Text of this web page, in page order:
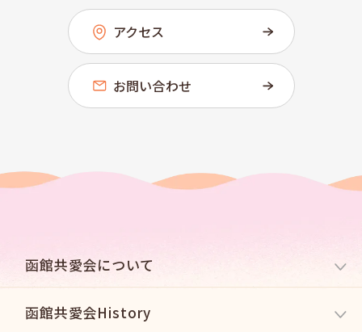
アクセス
お問い合わせ
函館共愛会について
函館共愛会History